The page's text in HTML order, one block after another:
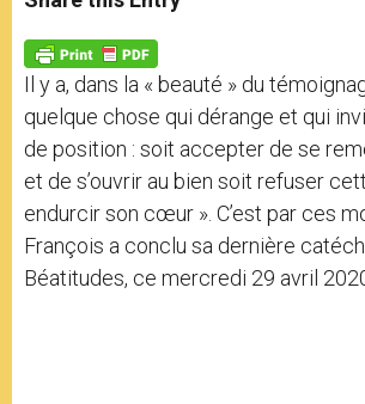
s
p
p
e
g
e
r
b
o
k
Il y a, dans la « beauté » du
quelque chose qui dérange et qui
de position : soit accepter de se
et de s’ouvrir au bien soit refuser
endurcir son cœur ». C’est par ces
François a conclu sa dernière
Béatitudes, ce mercredi 29 avril